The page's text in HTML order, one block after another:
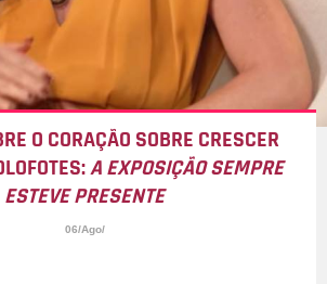
O CORAÇÃO SOBRE CRESCER
A EXPOSIÇÃO SEMPRE
ESTEVE PRESENTE
06/Ago/